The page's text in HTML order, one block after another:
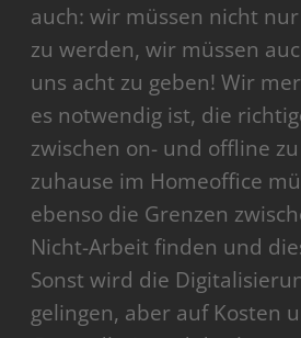
auch: wir müssen nicht
zu werden, wir müssen
uns acht zu geben! Wir
es notwendig ist, die
zwischen on- und offline
zuhause im Homeoffice
ebenso die Grenzen
Nicht-Arbeit finden und
Sonst wird die
gelingen, aber auf Kosten